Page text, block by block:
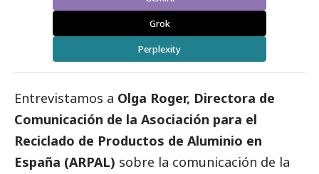
Grok
Perplexity
Entrevistamos a Olga Roger, Directora de
Comunicación de la Asociación para el
Reciclado de Productos de Aluminio en
España (ARPAL) sobre la comunicación de la